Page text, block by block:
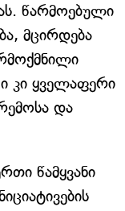
წარმოებული
მცირდება
კი ყველაფერი
და
წამყვანი